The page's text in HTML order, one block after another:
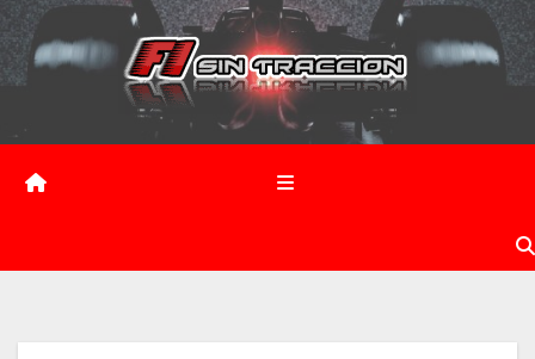
Saltar
contenido